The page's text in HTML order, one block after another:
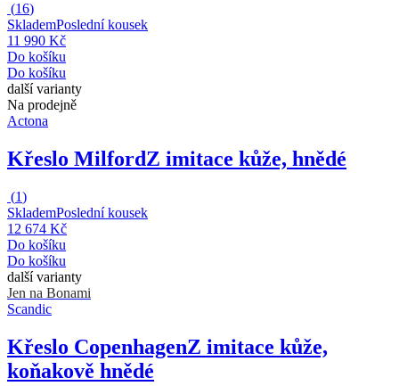
(16)
SklademPoslední kousek
11 990 Kč
Do košíku
Do košíku
další varianty
Na prodejně
Actona
Křeslo MilfordZ imitace kůže, hnědé
(1)
SklademPoslední kousek
12 674 Kč
Do košíku
Do košíku
další varianty
Jen na Bonami
Scandic
Křeslo CopenhagenZ imitace kůže,
koňakově hnědé